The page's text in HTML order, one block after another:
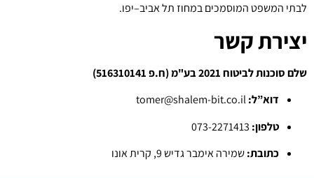
לבתי המשפט המוסמכים במחוז תל אביב–יפו.
יצירת קשר
שלם סוכנות לביטוח 2021 בע"מ (ח.פ 516310141)
דוא”ל:
טלפון:
כתובת:שמירה אימבר גדיש 9, קרית אונו